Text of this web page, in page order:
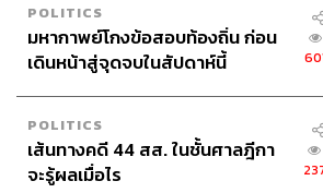
POLITICS
มหากาพย์โกงข้อสอบท้องถิ่น ก่อน
เดินหน้าสู่จุดจบในสัปดาห์นี้
POLITICS
เส้นทางคดี 44 สส. ในชั้นศาลฎีกา
จะรู้ผลเมื่อไร